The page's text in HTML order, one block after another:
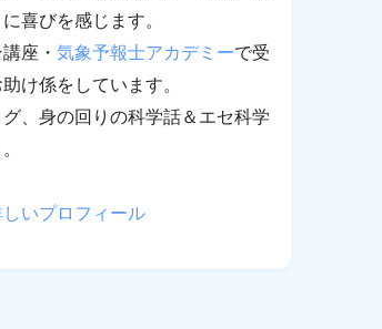
喜びを感じます。
座・ 気象予報士アカデミーで受
け係をしています。
、身の回りの科学話＆エセ科学
しいプロフィール